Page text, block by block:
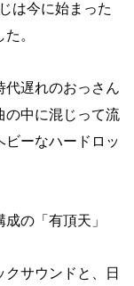
は今に始まった
。
代遅れのおっさん
の中に混じって流
ビーなハードロッ
の「有頂天」
サウンドと、日